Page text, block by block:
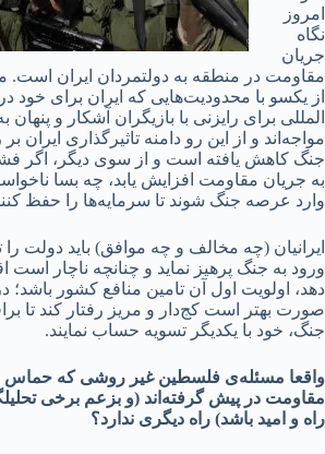
امروز
نگاه
جریان
مقاومت در منطقه به دولتمردان ایران است.
از یکسو با محدودیت‌هایی که ایران برای خود
المللی برای رایزنی با بازیگران آشکار و پنهان
مواجه‌اند و از این رو دامنه تاثیرگذاری ایران
جنگ کاهش یافته است و از سوی دیگر، اگر
به جریان مقاومت افزایش یابد، چه بسا
وارد عرصه جنگ شوند تا سرمایه‌ها را حفظ
ایرانیان (چه مخالف و چه موافق) باید دولت را
ورود به جنگ پرهیز نماید و چنانچه ناچار است
دهد، اولویت اول آن تامین منافع کشور باشد؛
صورت بهتر است کج‌دار و مریز رفتار کند تا
جنگ، خود با یکدیگر تسویه حساب نمایند.
واقعا مسئله‌ی فلسطین غیر روشی که حماس
مقاومت در پیش گرفته‌اند (و بزعم برخی
راه و امید باشد) راه دیگری ندارد؟